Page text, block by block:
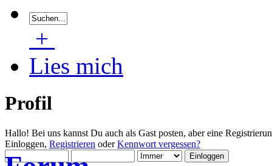
+
Lies mich
Profil
Hallo! Bei uns kannst Du auch als Gast posten, aber eine
Einloggen, Registrieren oderKennwort vergessen?